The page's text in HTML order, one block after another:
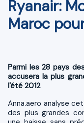
Ryanair:
Maroc
Parmi les 28 pays
accusera la plus
l'été 2012
Anna.aero analyse cette semaine l'évolution de Ryanair, une
des plus grandes